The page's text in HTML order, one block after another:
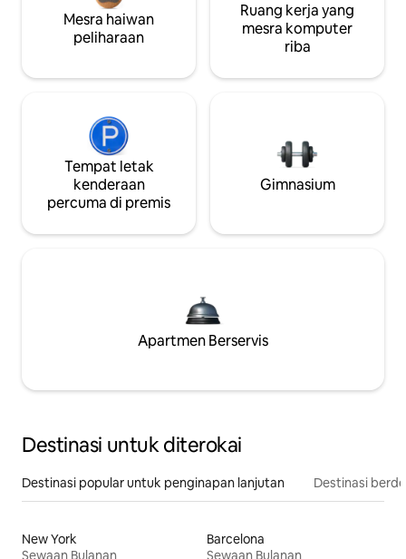
Mesra haiwan
peliharaan
Ruang kerja yang
mesra komputer
riba
Tempat letak
kenderaan
percuma di premis
Gimnasium
Apartmen Berservis
Destinasi untuk diterokai
Destinasi popular untuk penginapan lanjutan Destinasi
New York
Sewaan Bulanan
Barcelona
Sewaan Bulanan